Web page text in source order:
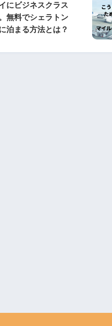
にビジネスクラス
無料でシェラトン
泊まる方法とは？